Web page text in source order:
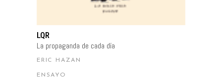
LQR
La propaganda de cada día
ERIC HAZAN
ENSAYO